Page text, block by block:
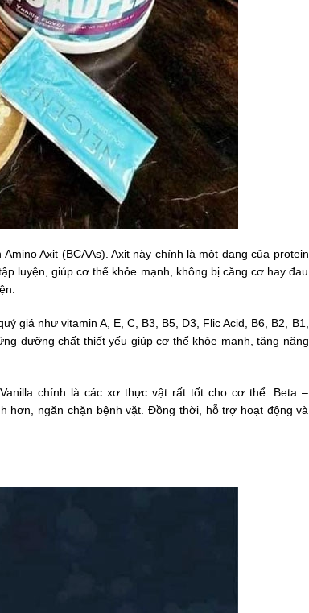
Axit (BCAAs). Axit này chính là một dạng của protein
luyện, giúp cơ thể khỏe mạnh, không bị căng cơ hay đau
giá như vitamin A, E, C, B3, B5, D3, Flic Acid, B6, B2, B1,
dưỡng chất thiết yếu giúp cơ thể khỏe mạnh, tăng năng
chính là các xơ thực vật rất tốt cho cơ thể. Beta –
hơn, ngăn chặn bệnh vặt. Đồng thời, hỗ trợ hoạt động và